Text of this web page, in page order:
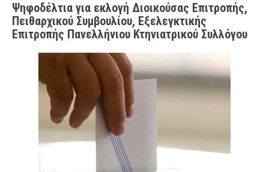
Ψηφοδέλτια για εκλογή Διοικούσας Επιτροπής,
Πειθαρχικού Συμβουλίου, Εξελεγκτικής
Επιτροπής Πανελλήνιου Κτηνιατρικού Συλλόγου